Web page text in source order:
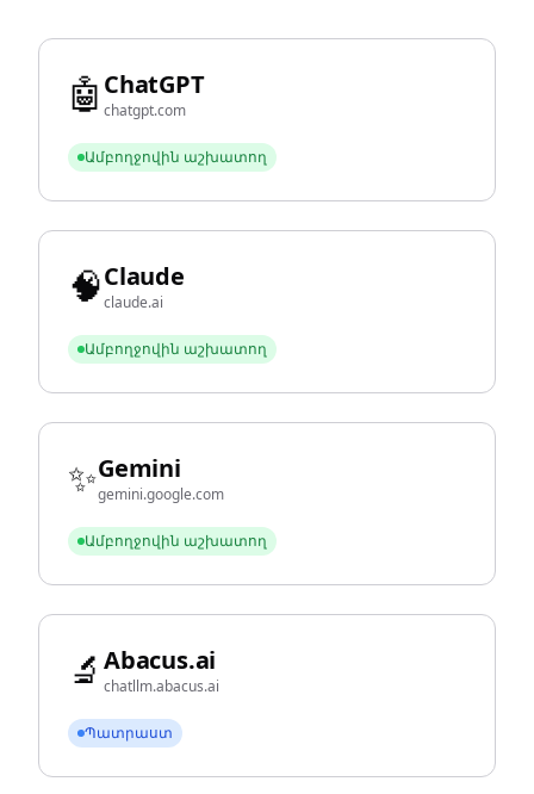
🤖 ChatGPT
chatgpt.com
Ամբողջովին աշխատող
🧠Claude
claude.ai
Ամբողջովին աշխատող
✨Gemini
gemini.google.com
Ամբողջովին աշխատող
🔬 Abacus.ai
chatllm.abacus.ai
Պատրաստ